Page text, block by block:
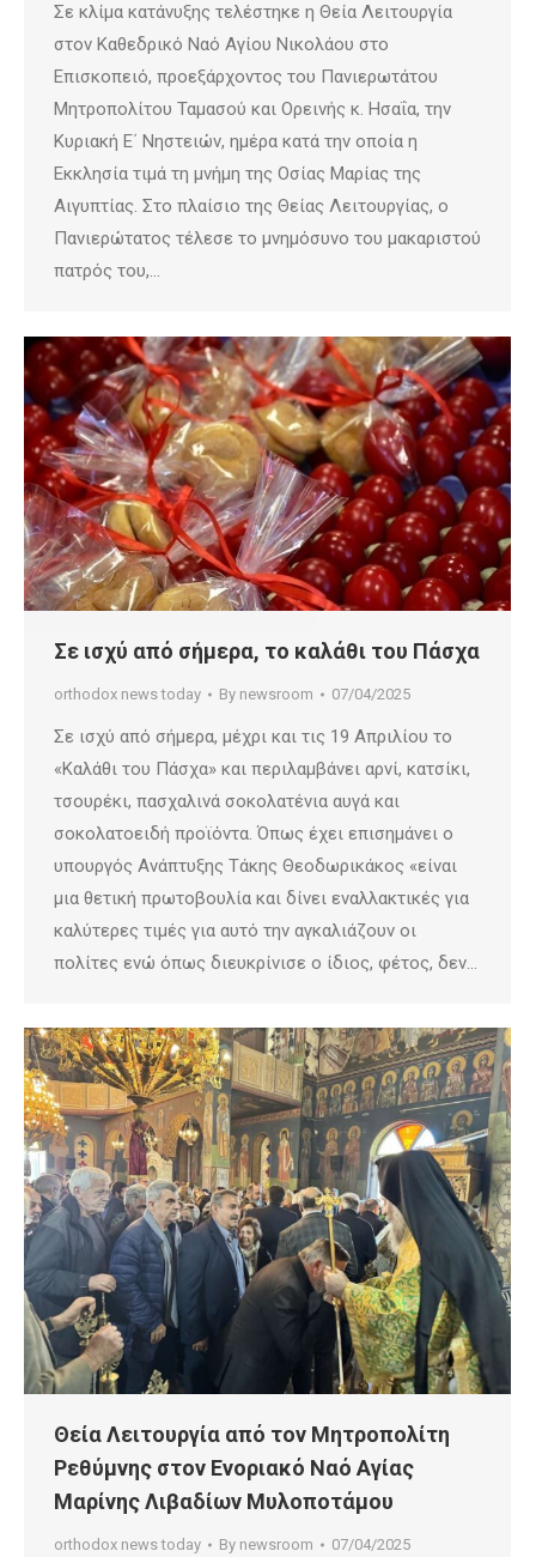
Σε κλίμα κατάνυξης τελέστηκε η Θεία Λειτουργία
στον Καθεδρικό Ναό Αγίου Νικολάου στο
Επισκοπειό, προεξάρχοντος του Πανιερωτάτου
Μητροπολίτου Ταμασού και Ορεινής κ. Ησαΐα, την
Κυριακή Ε΄ Νηστειών, ημέρα κατά την οποία η
Εκκλησία τιμά τη μνήμη της Οσίας Μαρίας της
Αιγυπτίας. Στο πλαίσιο της Θείας Λειτουργίας, ο
Πανιερώτατος τέλεσε το μνημόσυνο του μακαριστού
πατρός του,…
Σε ισχύ από σήμερα, το καλάθι του Πάσχα
orthodox news today By newsroom 07/04/2025
Σε ισχύ από σήμερα, μέχρι και τις 19 Απριλίου το
«Καλάθι του Πάσχα» και περιλαμβάνει αρνί, κατσίκι,
τσουρέκι, πασχαλινά σοκολατένια αυγά και
σοκολατοειδή προϊόντα. Όπως έχει επισημάνει ο
υπουργός Ανάπτυξης Τάκης Θεοδωρικάκος «είναι
μια θετική πρωτοβουλία και δίνει εναλλακτικές για
καλύτερες τιμές για αυτό την αγκαλιάζουν οι
πολίτες ενώ όπως διευκρίνισε ο ίδιος, φέτος, δεν…
Θεία Λειτουργία από τον Μητροπολίτη
Ρεθύμνης στον Ενοριακό Ναό Αγίας
Μαρίνης Λιβαδίων Μυλοποτάμου
orthodox news today By newsroom 07/04/2025